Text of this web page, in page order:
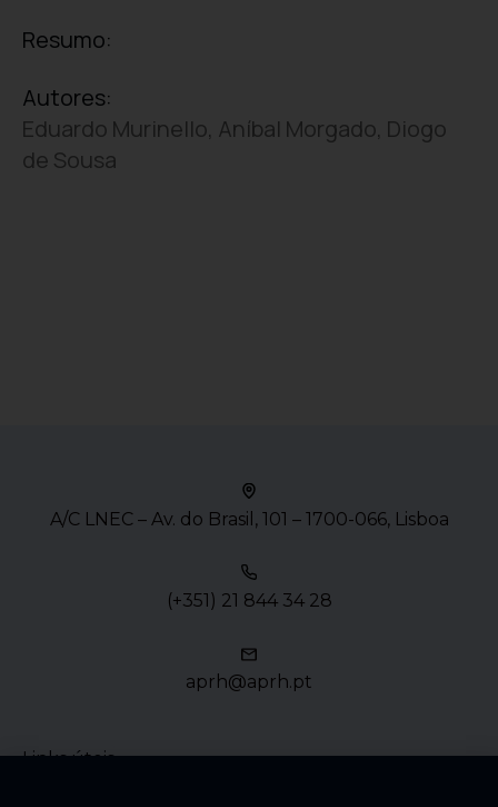
Resumo:
Autores:
Eduardo Murinello, Aníbal Morgado, Diogo
de Sousa
A/C LNEC – Av. do Brasil, 101 – 1700-066, Lisboa
(+351) 21 844 34 28
aprh@aprh.pt
Links úteis